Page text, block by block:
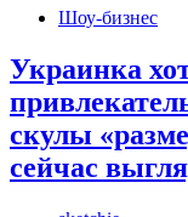
Шоу-бизнес
Украинка
скулы
сейчас